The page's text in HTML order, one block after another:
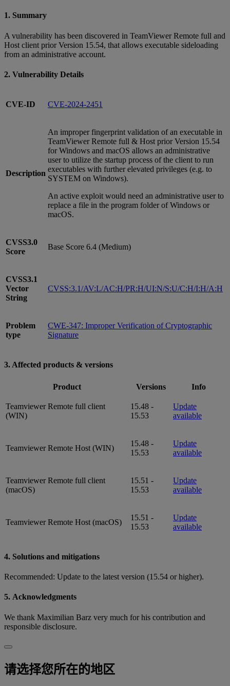
1. Summary
A vulnerability has been discovered in TeamViewer Remote full and
Host client prior Version 15.54, that allows executable sideloading
from an administrative account.
2. Vulnerability Details
CVE-ID CVE-2024-2451
Description
An improper fingerprint validation of an executable in
TeamViewer Remote full & Host prior Version 15.54
for Windows and macOS allows an administrative
user to utilize the startup process of the client to run
executables with further elevated privileges (e.g. to
SYSTEM on Windows).
An active exploit would need an administrative user to
replace a file in the program folder of Windows or
macOS.
CVSS3.0
Score
Base Score 6.4 (Medium)
CVSS3.1
Vector
String
CVSS:3.1/AV:L/AC:H/PR:H/UI:N/S:U/C:H/I:H/A:H
Problem
type
CWE-347: Improper Verification of Cryptographic
Signature
3. Affected products & versions
Product Versions Info
Teamviewer Remote full client
(WIN)
15.48 -
15.53
Update
available
Teamviewer Remote Host (WIN)
15.48 -
15.53
Update
available
Teamviewer Remote full client
(macOS)
15.51 -
15.53
Update
available
Teamviewer Remote Host (macOS)
15.51 -
15.53
Update
available
4. Solutions and mitigations
Recommended: Update to the latest version (15.54 or higher).
5. Acknowledgments
We thank Maximilian Barz very much for his contribution and
responsible disclosure.
请选择您所在的地区